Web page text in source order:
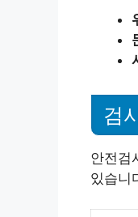
검
안전검
있습니